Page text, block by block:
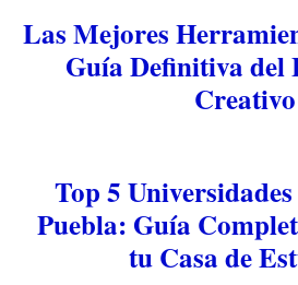
Las Mejores
Guía Definitiva del
Creativo
Top 5 Universidades
Puebla: Guía
tu Casa de